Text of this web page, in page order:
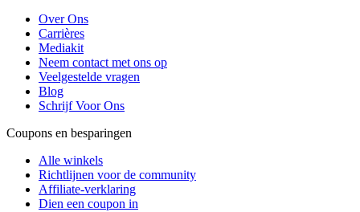
Over Ons
Carrières
Mediakit
Neem contact met ons op
Veelgestelde vragen
Blog
Schrijf Voor Ons
Coupons en besparingen
Alle winkels
Richtlijnen voor de community
Affiliate-verklaring
Dien een coupon in